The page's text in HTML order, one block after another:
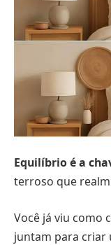
Equilíbrio é a
terroso que
Você já viu como
juntam para criar